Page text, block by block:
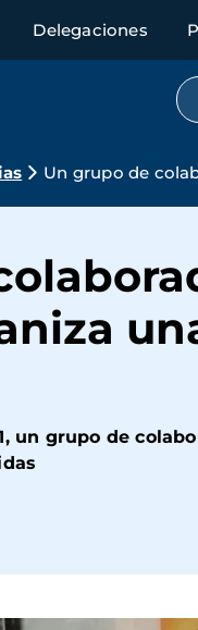
Delegaciones
Un grupo de
un grupo de